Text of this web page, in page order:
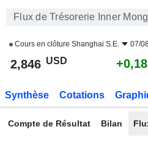
Flux de Trésorerie Inner
Cours en clôture Shanghai S.E. 07/
2,846 USD
Synthèse Cotations
Compte de Résultat Bilan